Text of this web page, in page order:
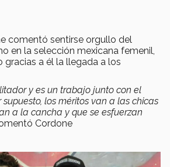
comentó sentirse orgullo del
en la selección mexicana femenil,
gracias a él la llegada a los
y es un trabajo junto con el
supuesto, los méritos van a las chicas
a la cancha y que se esfuerzan
Cordone